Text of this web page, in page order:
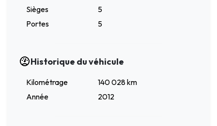
Sièges
5
Portes
5
Historique du véhicule
Kilométrage
140 028 km
Année
2012